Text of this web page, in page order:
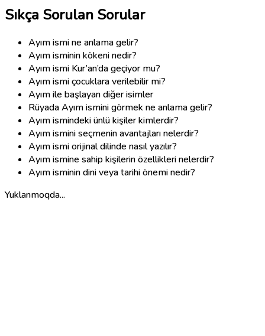
Sıkça Sorulan Sorular
Ayım ismi ne anlama gelir?
Ayım isminin kökeni nedir?
Ayım ismi Kur’an’da geçiyor mu?
Ayım ismi çocuklara verilebilir mi?
Ayım ile başlayan diğer isimler
Rüyada Ayım ismini görmek ne anlama gelir?
Ayım ismindeki ünlü kişiler kimlerdir?
Ayım ismini seçmenin avantajları nelerdir?
Ayım ismi orijinal dilinde nasıl yazılır?
Ayım ismine sahip kişilerin özellikleri nelerdir?
Ayım isminin dini veya tarihi önemi nedir?
Yuklanmoqda...